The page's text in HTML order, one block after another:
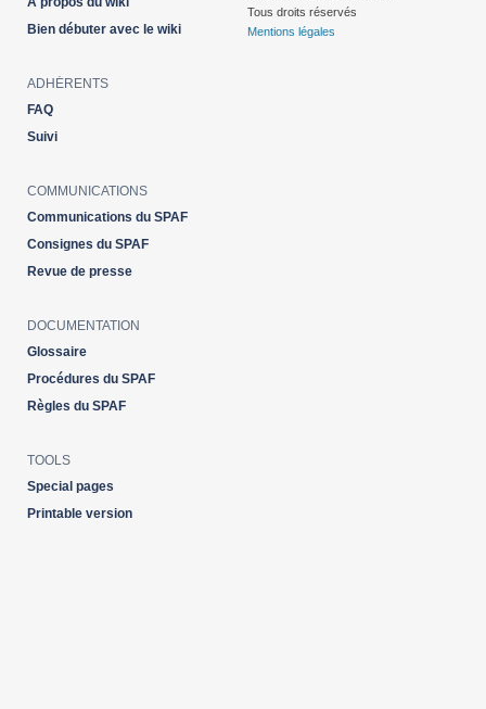
Bien débuter avec le wiki
ADHÉRENTS
FAQ
Suivi
COMMUNICATIONS
Communications du SPAF
2015
Consignes du SPAF
Revue de presse
DOCUMENTATION
Glossaire
Procédures du SPAF
Règles du SPAF
TOOLS
Special pages
Printable version
Tous droits réservés
Mentions légales